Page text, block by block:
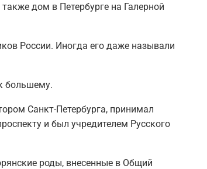
дом в Петербурге на Галерной
России. Иногда его даже называли
большему.
Санкт-Петербурга, принимал
и был учредителем Русского
роды, внесенные в Общий